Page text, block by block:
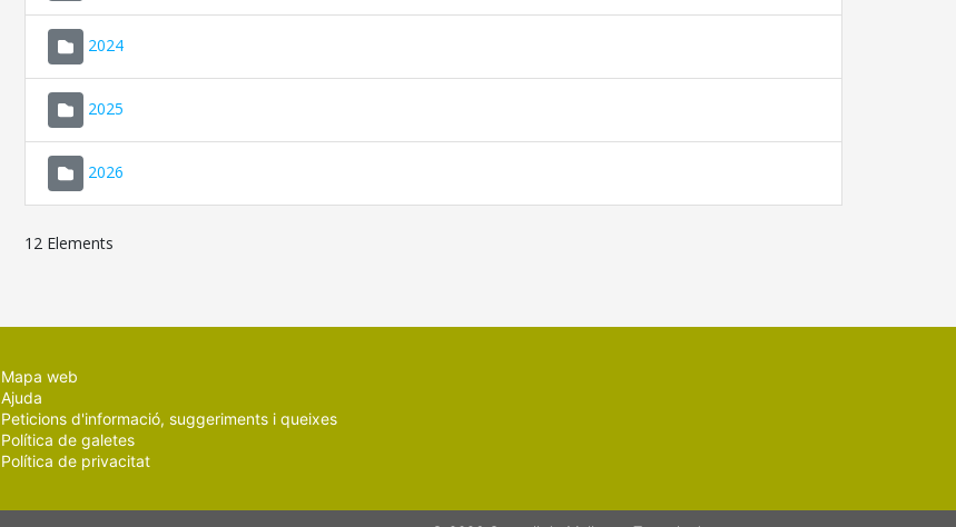
2024
2025
2026
12 Elements
Mapa web
Ajuda
Peticions d'informació, suggeriments i queixes
Política de galetes
Política de privacitat